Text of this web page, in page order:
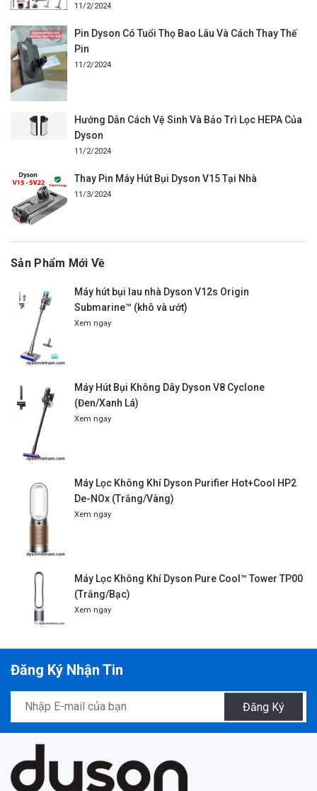
11/2/2024
Pin Dyson Có Tuổi Thọ Bao Lâu Và Cách Thay Thế
Pin
11/2/2024
Hướng Dẫn Cách Vệ Sinh Và Bảo Trì Lọc HEPA Của
Dyson
11/2/2024
Thay Pin Máy Hút Bụi Dyson V15 Tại Nhà
11/3/2024
Sản Phẩm Mới Về
Máy hút bụi lau nhà Dyson V12s Origin
Submarine™ (khô và ướt)
Xem ngay
Máy Hút Bụi Không Dây Dyson V8 Cyclone
(Đen/Xanh Lá)
Xem ngay
Máy Lọc Không Khí Dyson Purifier Hot+Cool HP2
De-NOx (Trắng/Vàng)
Xem ngay
Máy Lọc Không Khí Dyson Pure Cool™ Tower TP00
(Trắng/Bạc)
Xem ngay
Đăng Ký Nhận Tin
Đăng Ký